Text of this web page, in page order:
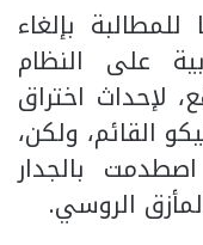
بإلغاء
على النظام
لإحداث اختراق
القائم، ولكن،
بالجدار
الروسي.